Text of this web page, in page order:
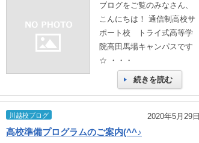
ブログをご覧のみなさん、
こんにちは！ 通信制高校サ
ポート校 トライ式高等学
院高田馬場キャンパスです
☆ ・・・
続きを読む
川越校ブログ 2020年5月29日
高校準備プログラムのご案内(^^♪